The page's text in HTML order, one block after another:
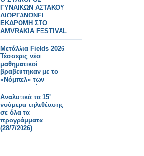
ΓΥΝΑΙΚΩΝ ΑΣΤΑΚΟΥ
ΔΙΟΡΓΑΝΩΝΕΙ
ΕΚΔΡΟΜΗ ΣΤΟ
AMVRAKIA FESTIVAL
ΣΤΙΣ 31/7/2026 ΣΤΗ
ΣΥΝΑΥΛΙΑ
ΧΑΤΖΗΦΡΑΓΚΕΤΑ
ΚΑΡΑΠΑΤΑΚΗ ΠΥΞ
ΛΑΞ
Μετάλλια Fields 2026
Τέσσερις νέοι
μαθηματικοί
βραβεύτηκαν με το
«Νόμπελ» των
Μαθηματικών
Αναλυτικά τα 15'
νούμερα τηλεθέασης
σε όλα τα
προγράμματα
(28/7/2026)